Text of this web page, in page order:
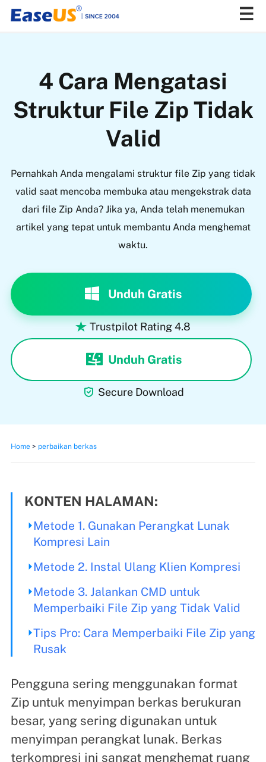
4 Cara Mengatasi
Struktur File Zip Tidak
Valid
Pernahkah Anda mengalami struktur file Zip yang tidak
valid saat mencoba membuka atau mengekstrak data
dari file Zip Anda? Jika ya, Anda telah menemukan
artikel yang tepat untuk membantu Anda menghemat
waktu.
Unduh Gratis
 Trustpilot Rating 4.8
Unduh Gratis
 Secure Download
Home> perbaikan berkas
KONTEN HALAMAN:
Metode 1. Gunakan Perangkat Lunak
Kompresi Lain
Metode 2. Instal Ulang Klien Kompresi
Metode 3. Jalankan CMD untuk
Memperbaiki File Zip yang Tidak Valid
Tips Pro: Cara Memperbaiki File Zip yang
Rusak
Pengguna sering menggunakan format
Zip untuk menyimpan berkas berukuran
besar, yang sering digunakan untuk
menyimpan perangkat lunak. Berkas
terkompresi ini sangat menghemat ruang